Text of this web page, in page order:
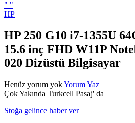
" "
HP
HP 250 G10 i7-1355U
15.6 inç FHD W11P
020 Dizüstü Bilgisayar
Henüz yorum yokYorum Yaz
Çok Yakında Turkcell Pasaj' da
Stoğa gelince haber ver